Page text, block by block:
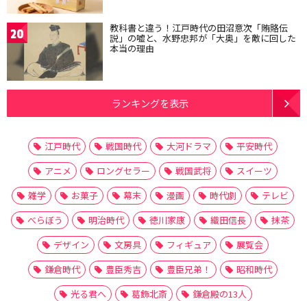
20 教科書と違う！江戸時代の田沼意次「賄賂伝
説」の嘘と、水野忠邦が「大奥」を敵に回した
本当の理由
ランキングを表示
江戸時代 戦国時代 大河ドラマ
平安時代
アニメ
ロングセラー 戦国武将
スイーツ
雑学
お菓子 幕末 漫画 時代劇
テレビ
べらぼう
明治時代 徳川家康 織田信長
抹茶
デザイン
文房具 フィギュア
展覧会
鎌倉時代
豊臣秀吉 豊臣兄弟！
昭和時代
光る君へ
葛飾北斎 鎌倉殿の13人